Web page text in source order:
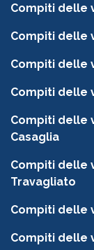
Compiti delle
Compiti delle
Compiti delle
Compiti delle
Compiti delle
Casaglia
Compiti delle
Travagliato
Compiti delle
Compiti delle